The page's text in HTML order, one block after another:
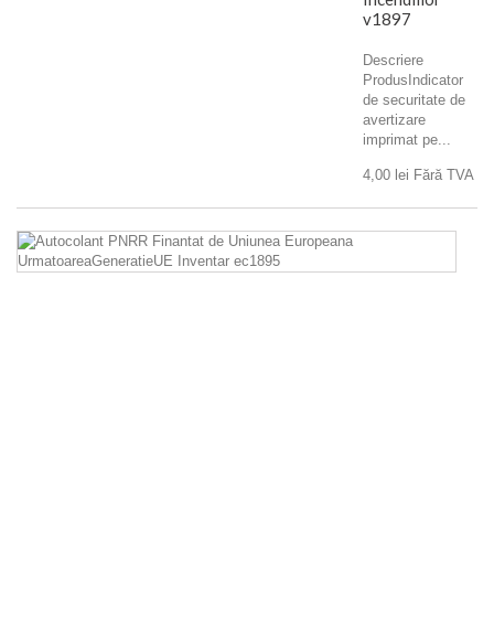
v1897
Descriere
ProdusIndicator
de securitate de
avertizare
imprimat pe...
4,00 lei Fără TVA